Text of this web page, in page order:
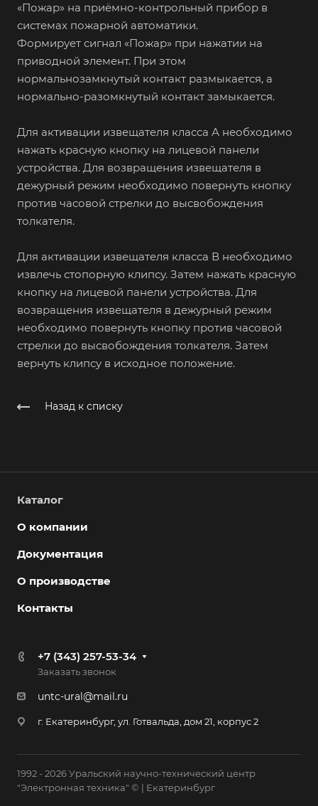
«Пожар» на приёмно-контрольный прибор в
системах пожарной автоматики.
Формирует сигнал «Пожар» при нажатии на
приводной элемент. При этом
нормальнозамкнутый контакт размыкается, а
нормально-разомкнутый контакт замыкается.
Для активации извещателя класса А необходимо
нажать красную кнопку на лицевой панели
устройства. Для возвращения извещателя в
дежурный режим необходимо повернуть кнопку
против часовой стрелки до высвобождения
толкателя.
Для активации извещателя класса В необходимо
извлечь стопорную клипсу. Затем нажать красную
кнопку на лицевой панели устройства. Для
возвращения извещателя в дежурный режим
необходимо повернуть кнопку против часовой
стрелки до высвобождения толкателя. Затем
вернуть клипсу в исходное положение.
Назад к списку
Каталог
О компании
Документация
О производстве
Контакты
+7 (343) 257-53-34
Заказать звонок
untc-ural@mail.ru
г. Екатеринбург, ул. Готвальда, дом 21, корпус 2
1992 - 2026 Уральский научно-технический центр
"Электронная техника" © | Екатеринбург